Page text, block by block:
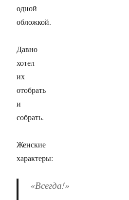
одной
обложкой.
Давно
хотел
их
отобрать
и
собрать.
Женские
характеры:
«Всегда!»